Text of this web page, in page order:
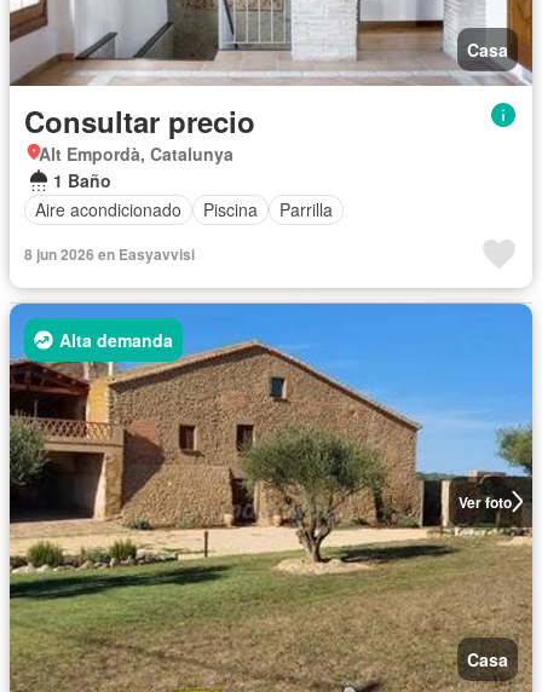
Casa
Consultar precio
Alt Empordà, Catalunya
1 Baño
Aire acondicionado
Piscina Parrilla
8 jun 2026 en Easyavvisi
Ver foto
Alta demanda
Casa